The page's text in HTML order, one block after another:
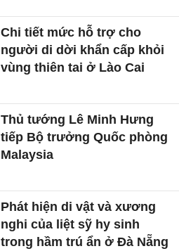
Chi tiết mức hỗ trợ cho
người di dời khẩn cấp khỏi
vùng thiên tai ở Lào Cai
Thủ tướng Lê Minh Hưng
tiếp Bộ trưởng Quốc phòng
Malaysia
Phát hiện di vật và xương
nghi của liệt sỹ hy sinh
trong hầm trú ẩn ở Đà Nẵng